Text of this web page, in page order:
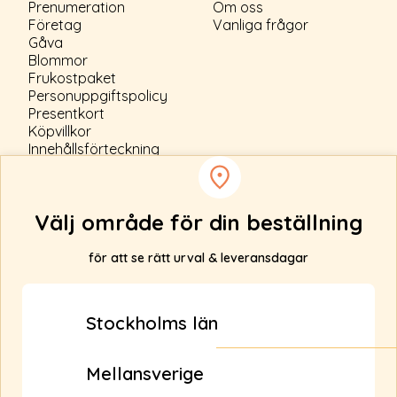
Välj område för din beställning
för att se rätt urval & leveransdagar
Stockholms län
Mellansverige
Prenumeration
Företag
Gåva
Blommor
Frukostpaket
Personuppgiftspolicy
Presentkort
Köpvillkor
Innehållsförteckning
Om oss
Vanliga frågor
Anmäl ditt intresse
Fyll i din e-post nedan så får du uppdateringar när
vi bl.a. utökar vårt leveransområde.